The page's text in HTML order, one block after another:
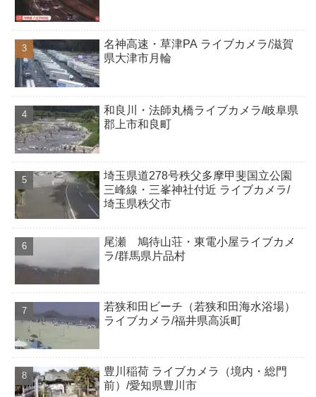
名神高速・草津PA ライブカメラ/滋賀
県大津市月輪
和良川・法師丸橋ライブカメラ/岐阜県
郡上市和良町
埼玉県道278号秩父多摩甲斐国立公園
三峰線・三峯神社付近 ライブカメラ/
埼玉県秩父市
尾瀬 鳩待山荘・東電小屋ライブカメ
ラ/群馬県片品村
若狭和田ビーチ（若狭和田海水浴場）
ライブカメラ/福井県高浜町
豊川稲荷 ライブカメラ（境内・総門
前）/愛知県豊川市